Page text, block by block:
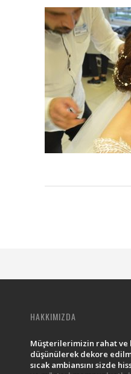
HAKKIMIZDA
Müşterilerimizin rahat
düşünülerek dekore
sıcak ambiansını sizde